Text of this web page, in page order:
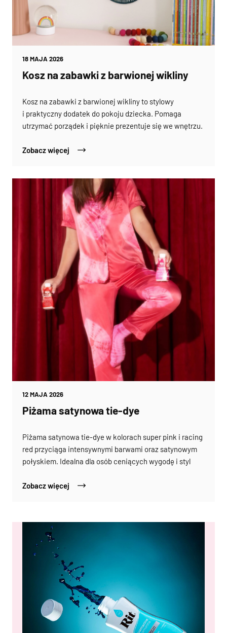
18 MAJA 2026
Kosz na zabawki z barwionej wikliny
Kosz na zabawki z barwionej wikliny to stylowy
i praktyczny dodatek do pokoju dziecka. Pomaga
utrzymać porządek i pięknie prezentuje się we wnętrzu.
Zobacz więcej
12 MAJA 2026
Piżama satynowa tie-dye
Piżama satynowa tie-dye w kolorach super pink i racing
red przyciąga intensywnymi barwami oraz satynowym
połyskiem. Idealna dla osób ceniących wygodę i styl
Zobacz więcej